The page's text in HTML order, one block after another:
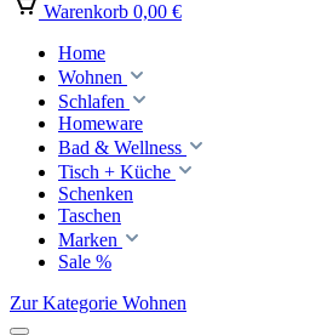
Warenkorb 0,00 €
Home
Wohnen
Schlafen
Homeware
Bad & Wellness
Tisch + Küche
Schenken
Taschen
Marken
Sale %
Zur Kategorie Wohnen